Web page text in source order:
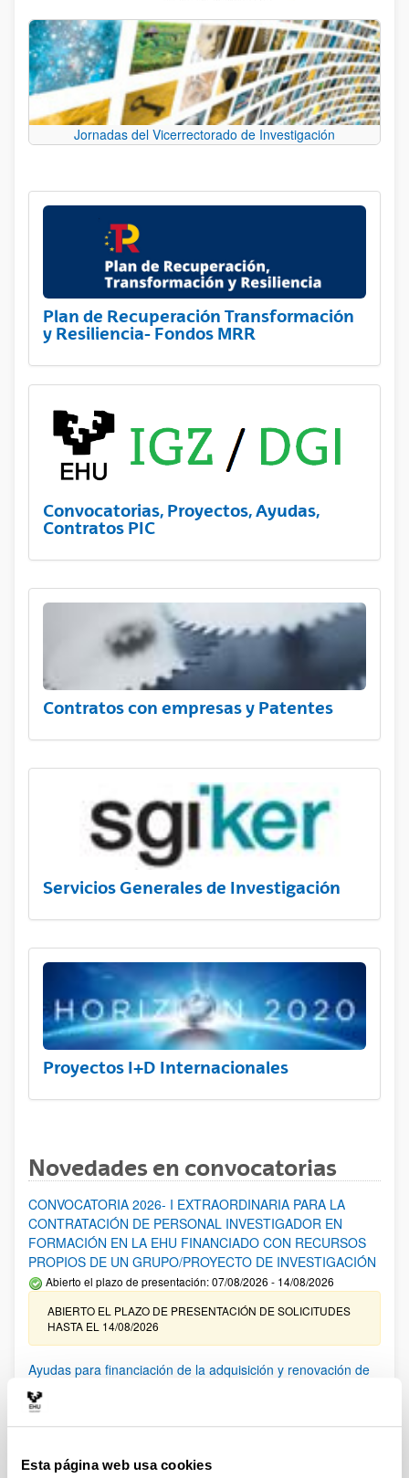
Esta página web usa cookies
Jornadas del Vicerrectorado de Investigación
Plan de Recuperación Transformación
y Resiliencia- Fondos MRR
Convocatorias, Proyectos, Ayudas,
Contratos PIC
Contratos con empresas y Patentes
Servicios Generales de Investigación
Proyectos I+D Internacionales
Novedades en convocatorias
CONVOCATORIA 2026- I EXTRAORDINARIA PARA LA
CONTRATACIÓN DE PERSONAL INVESTIGADOR EN
FORMACIÓN EN LA EHU FINANCIADO CON RECURSOS
PROPIOS DE UN GRUPO/PROYECTO DE INVESTIGACIÓN
Abierto el plazo de presentación: 07/08/2026 - 14/08/2026
ABIERTO EL PLAZO DE PRESENTACIÓN DE SOLICITUDES
HASTA EL 14/08/2026
Ayudas para financiación de la adquisición y renovación de
infraestructura científica y fondos bibliográficos en la
UPV/EHU 2026
Trámite abierto
25/03/2026: Corrección de errores del listado provisional de
solicitudes admitidas y excluidas. 23/03/2026: Relación